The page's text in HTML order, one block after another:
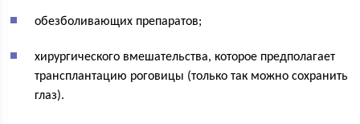
обезболивающих препаратов;
хирургического вмешательства, которое предполагает
трансплантацию роговицы (только так можно сохранить
глаз).